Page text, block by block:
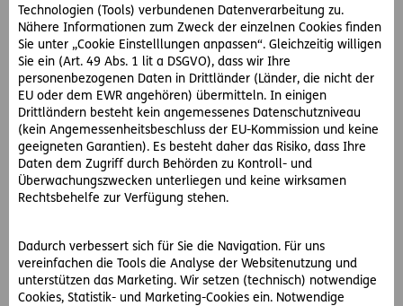
Technologien (Tools) verbundenen Datenverarbeitung zu.
Nähere Informationen zum Zweck der einzelnen Cookies finden
Sie unter „Cookie Einstelllungen anpassen“. Gleichzeitig willigen
Sie ein (Art. 49 Abs. 1 lit a DSGVO), dass wir Ihre
personenbezogenen Daten in Drittländer (Länder, die nicht der
EU oder dem EWR angehören) übermitteln. In einigen
Drittländern besteht kein angemessenes Datenschutzniveau
(kein Angemessenheitsbeschluss der EU-Kommission und keine
geeigneten Garantien). Es besteht daher das Risiko, dass Ihre
Daten dem Zugriff durch Behörden zu Kontroll- und
Überwachungszwecken unterliegen und keine wirksamen
Rechtsbehelfe zur Verfügung stehen.
Dadurch verbessert sich für Sie die Navigation. Für uns
vereinfachen die Tools die Analyse der Websitenutzung und
unterstützen das Marketing. Wir setzen (technisch) notwendige
Cookies, Statistik- und Marketing-Cookies ein. Notwendige
Er wendet sich an die D.A.S. Juristen, welche ihm dazu
raten, die Kennzeichen der Falschparker aufzuschreiben
und an die D.A.S. weiterzuleiten. Die Juristen können dann
innerhalb einer Frist von 30 Tagen einen D.A.S.
Partneranwalt mit der Einbringung von
Besitzstörungsklagen beauftragen. Die Kosten für das
Verfahren und den benötigten Anwalt übernimmt die D.A.S.
Herr M. befolgt den Rat der Rechtsexperten und gibt
insgesamt zehn Kennzeichen bekannt. Sein Vorgehen zeigt
Wirkung. Bereits zwei Monate später hat er mit seinem
Betriebsstätten-Rechtsschutz für Firmenkunden
Der Betriebsstätten-Rechtsschutz steht Firmenkunden wie